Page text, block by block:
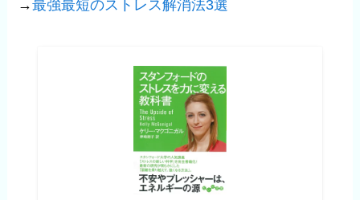
→最強最短のストレス解消法3選